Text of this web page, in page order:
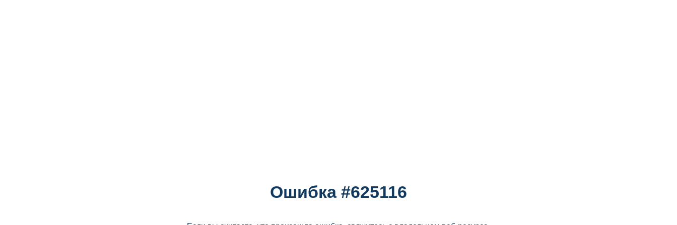
Ошибка #625116